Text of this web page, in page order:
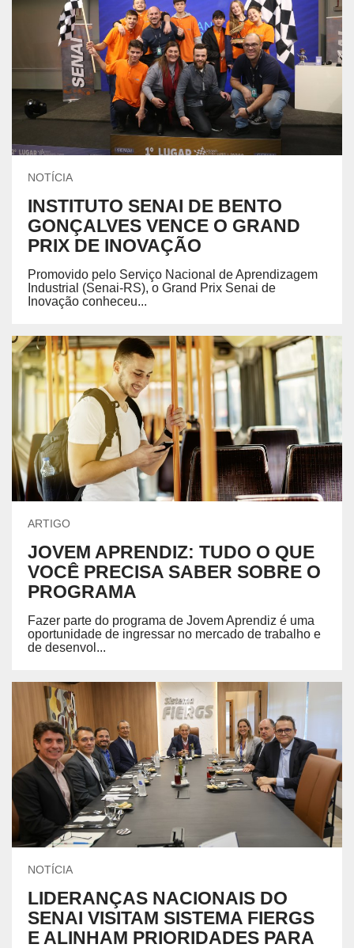
NOTÍCIA
INSTITUTO SENAI DE BENTO
GONÇALVES VENCE O GRAND
PRIX DE INOVAÇÃO
Promovido pelo Serviço Nacional de Aprendizagem
Industrial (Senai-RS), o Grand Prix Senai de
Inovação conheceu...
ARTIGO
JOVEM APRENDIZ: TUDO O QUE
VOCÊ PRECISA SABER SOBRE O
PROGRAMA
Fazer parte do programa de Jovem Aprendiz é uma
oportunidade de ingressar no mercado de trabalho e
de desenvol...
NOTÍCIA
LIDERANÇAS NACIONAIS DO
SENAI VISITAM SISTEMA FIERGS
E ALINHAM PRIORIDADES PARA